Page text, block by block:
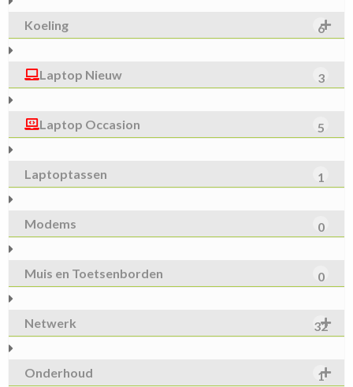
Koeling 6
Laptop Nieuw 3
Laptop Occasion 5
Laptoptassen 1
Modems 0
Muis en Toetsenborden 0
Netwerk 32
Onderhoud 1